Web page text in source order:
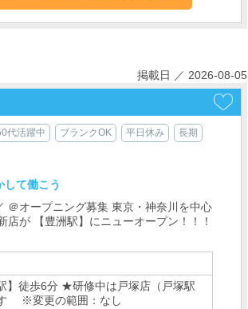
掲載日 ／ 2026-08-05
代活躍中 ブランクOK 平日休み 長期
して働こう
＠オープニング募集 東京・神奈川を中心
が 【豊洲駅】にニューオープン！！！
】徒歩6分 ★研修中は戸塚店（戸塚駅
※変更の範囲：なし